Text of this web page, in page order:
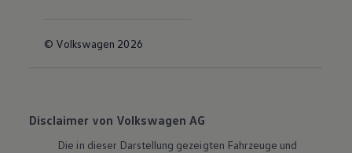
© Volkswagen 2026
Disclaimer von Volkswagen AG
Die in dieser Darstellung gezeigten Fahrzeuge und